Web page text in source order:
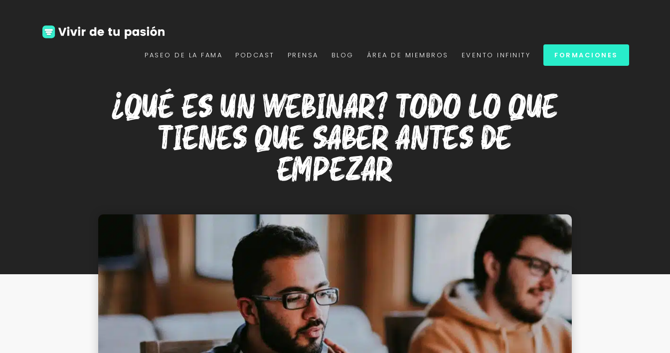
PASEO DE LA FAMA PODCAST PRENSA BLOG ÁREA DE MIEMBROS EVENTO INFINITY FORMACIONES
¿Qué es un webinar? Todo lo que
tienes que saber antes de
empezar